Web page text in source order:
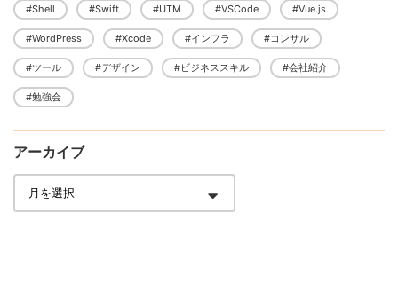
#Shell #Swift #UTM #VSCode #Vue.js
#WordPress #Xcode #インフラ #コンサル
#ツール #デザイン #ビジネススキル #会社紹介
#勉強会
アーカイブ